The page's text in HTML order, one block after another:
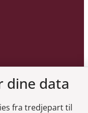
dine data
fra tredjepart til